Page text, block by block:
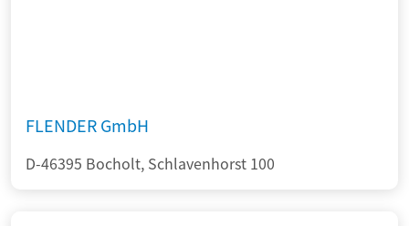
FLENDER GmbH
D-46395 Bocholt, Schlavenhorst 100